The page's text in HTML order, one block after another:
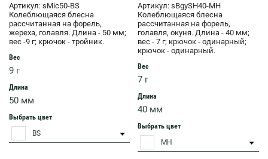
Артикул: sMic50-BS
Колеблющаяся блесна
рассчитанная на форель,
жереха, голавля. Длина - 50 мм;
вес -9 г; крючок - тройник.
Вес
9 г
Длина
50 мм
Выбрать цвет
BS
Артикул: sBgySH40-MH
Колеблющаяся блесна
рассчитанная на форель,
голавля, окуня. Длина - 40 мм;
вес - 7 г; крючок - одинарный;
крючок - одинарный.
Вес
7 г
Длина
40 мм
Выбрать цвет
MH